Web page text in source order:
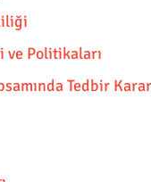
ve Politikaları
Tedbir